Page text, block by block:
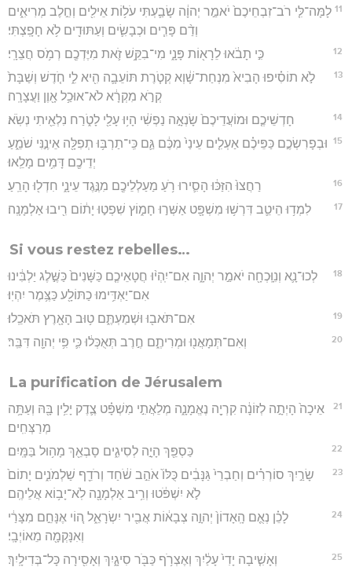
11 לָמָּה־לִּ֤י רֹב־זִבְחֵיכֶם֙ יֹאמַ֣ר יְהוָ֔ה שָׂבַ֛עְתִּי עֹל֥וֹת אֵילִ֖ים וְחֵ֣לֶב מְרִיאִ֑ים
וְדַ֨ם פָּרִ֧ים וּכְבָשִׂ֛ים וְעַתּוּדִ֖ים לֹ֥א חָפָֽצְתִּי׃
12 כִּ֣י תָבֹ֔אוּ לֵרָא֖וֹת פָּנָ֑י מִי־בִקֵּ֥שׁ זֹ֛את מִיֶּדְכֶ֖ם רְמֹ֥ס חֲצֵרָֽי׃
13
לֹ֣א תוֹסִ֗יפוּ הָבִיא֙ מִנְחַת־שָׁ֔וְא קְטֹ֧רֶת תּוֹעֵבָ֛ה הִ֖יא לִ֑י חֹ֤דֶשׁ וְשַׁבָּת֙
קְרֹ֣א מִקְרָ֔א לֹא־אוּכַ֥ל אָ֖וֶן וַעֲצָרָֽה׃
14 חָדְשֵׁיכֶ֤ם וּמוֹעֲדֵיכֶם֙ שָׂנְאָ֣ה נַפְשִׁ֔י הָי֥וּ עָלַ֖י לָטֹ֑רַח נִלְאֵ֖יתִי נְשֹֽׂא׃
15
וּבְפָרִשְׂכֶ֣ם כַּפֵּיכֶ֗ם אַעְלִ֤ים עֵינַי֙ מִכֶּ֔ם גַּ֛ם כִּֽי־תַרְבּ֥וּ תְפִלָּ֖ה אֵינֶ֣נִּי שֹׁמֵ֑עַ
יְדֵיכֶ֖ם דָּמִ֥ים מָלֵֽאוּ׃
16 רַחֲצוּ֙ הִזַּכּ֔וּ הָסִ֛ירוּ רֹ֥עַ מַעַלְלֵיכֶ֖ם מִנֶּ֣גֶד עֵינָ֑י חִדְל֖וּ הָרֵֽעַ׃
17 לִמְד֥וּ הֵיטֵ֛ב דִּרְשׁ֥וּ מִשְׁפָּ֖ט אַשְּׁר֣וּ חָמ֑וֹץ שִׁפְט֣וּ יָת֔וֹם רִ֖יבוּ אַלְמָנָֽה׃
Si vous restez rebelles…
18
לְכוּ־נָ֛א וְנִוָּֽכְחָ֖ה יֹאמַ֣ר יְהוָ֑ה אִם־יִֽהְי֨וּ חֲטָאֵיכֶ֤ם כַּשָּׁנִים֙ כַּשֶּׁ֣לֶג יַלְבִּ֔ינוּ
אִם־יַאְדִּ֥ימוּ כַתּוֹלָ֖ע כַּצֶּ֥מֶר יִהְיֽוּ׃
19 אִם־תֹּאב֖וּ וּשְׁמַעְתֶּ֑ם ט֥וּב הָאָ֖רֶץ תֹּאכֵֽלוּ׃
20 וְאִם־תְּמָאֲנ֖וּ וּמְרִיתֶ֑ם חֶ֣רֶב תְּאֻכְּל֔וּ כִּ֛י פִּ֥י יְהוָ֖ה דִּבֵּֽר׃
La purification de Jérusalem
21
אֵיכָה֙ הָיְתָ֣ה לְזוֹנָ֔ה קִרְיָ֖ה נֶאֱמָנָ֑ה מְלֵאֲתִ֣י מִשְׁפָּ֗ט צֶ֛דֶק יָלִ֥ין בָּ֖הּ וְעַתָּ֥ה
מְרַצְּחִֽים׃
22 כַּסְפֵּ֖ךְ הָיָ֣ה לְסִיגִ֑ים סָבְאֵ֖ךְ מָה֥וּל בַּמָּֽיִם׃
23
שָׂרַ֣יִךְ סוֹרְרִ֗ים וְחַבְרֵי֙ גַּנָּבִ֔ים כֻּלּוֹ֙ אֹהֵ֣ב שֹׁ֔חַד וְרֹדֵ֖ף שַׁלְמֹנִ֑ים יָתוֹם֙
לֹ֣א יִשְׁפֹּ֔טוּ וְרִ֥יב אַלְמָנָ֖ה לֹֽא־יָב֥וֹא אֲלֵיהֶֽם׃
24
לָכֵ֗ן נְאֻ֤ם הָֽאָדוֹן֙ יְהוָ֣ה צְבָא֔וֹת אֲבִ֖יר יִשְׂרָאֵ֑ל ה֚וֹי אֶנָּחֵ֣ם מִצָּרַ֔י
וְאִנָּקְמָ֖ה מֵאוֹיְבָֽי׃
25 וְאָשִׁ֤יבָה יָדִי֙ עָלַ֔יִךְ וְאֶצְרֹ֥ף כַּבֹּ֖ר סִיגָ֑יִךְ וְאָסִ֖ירָה כָּל־בְּדִילָֽיִךְ׃